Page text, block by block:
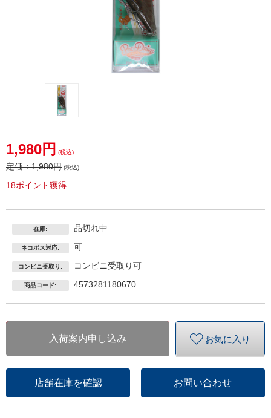
1,980円 (税込)
定価：1,980円(税込)
18ポイント獲得
在庫: 品切れ中
ネコポス対応: 可
コンビニ受取り: コンビニ受取り可
商品コード: 4573281180670
入荷案内申し込み お気に入り
店舗在庫を確認 お問い合わせ